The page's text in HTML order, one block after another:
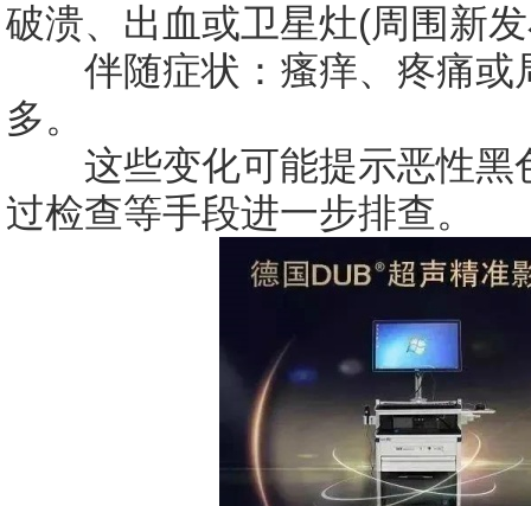
破溃、出血或卫星灶(周围新
伴随症状：瘙痒、疼痛或
多。
这些变化可能提示恶性黑
过检查等手段进一步排查。